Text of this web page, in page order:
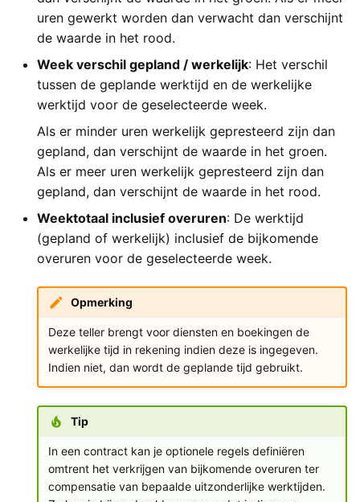
uren gewerkt worden dan verwacht dan verschijnt
de waarde in het rood.
Week verschil gepland / werkelijk: Het verschil
tussen de geplande werktijd en de werkelijke
werktijd voor de geselecteerde week.
Als er minder uren werkelijk gepresteerd zijn dan
gepland, dan verschijnt de waarde in het groen.
Als er meer uren werkelijk gepresteerd zijn dan
gepland, dan verschijnt de waarde in het rood.
Weektotaal inclusief overuren: De werktijd
(gepland of werkelijk) inclusief de bijkomende
overuren voor de geselecteerde week.
Opmerking
Deze teller brengt voor diensten en boekingen de
werkelijke tijd in rekening indien deze is ingegeven.
Indien niet, dan wordt de geplande tijd gebruikt.
Tip
In een contract kan je optionele regels definiëren
omtrent het verkrijgen van bijkomende overuren ter
compensatie van bepaalde uitzonderlijke werktijden.